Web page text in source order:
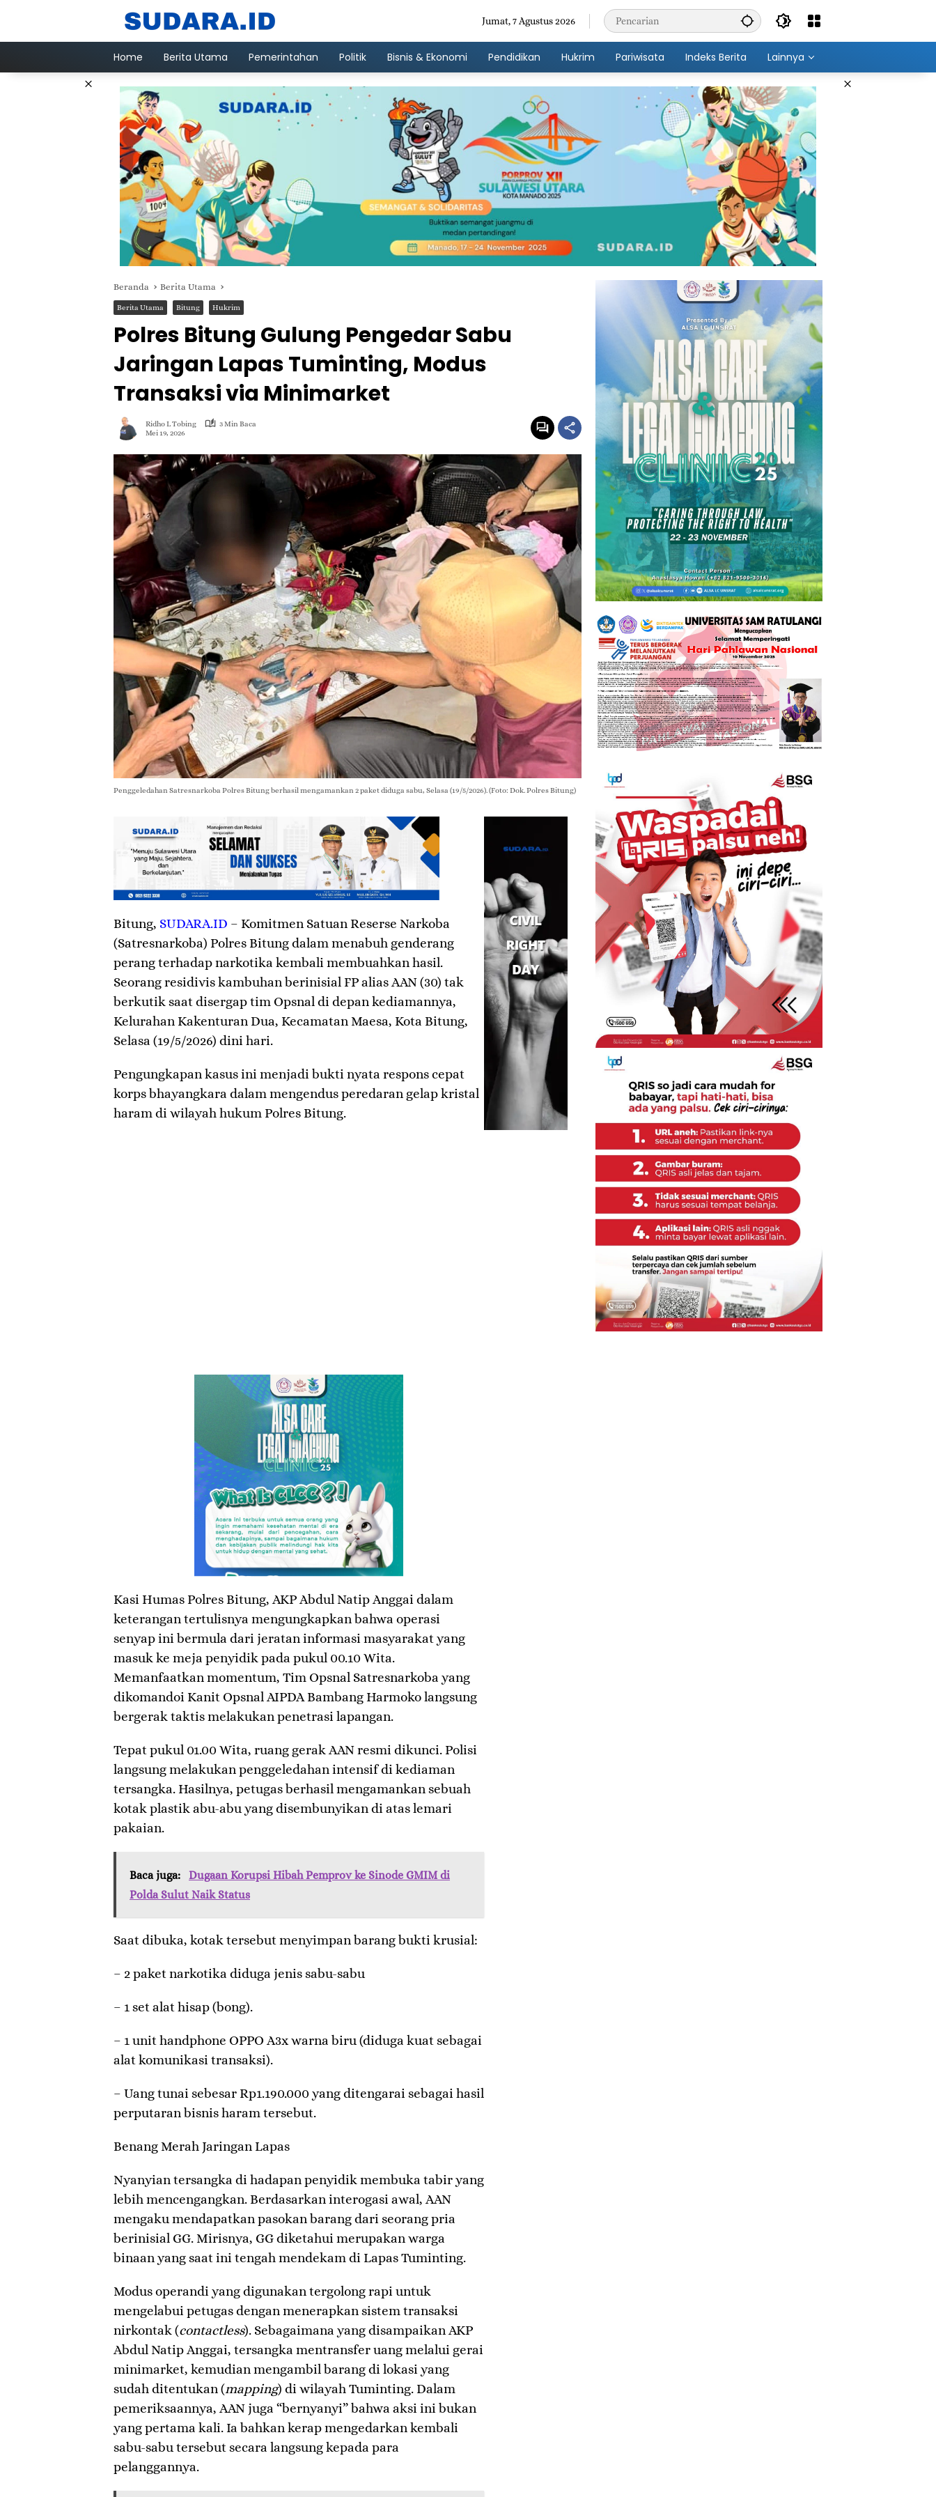
Jumat, 7 Agustus 2026
Home Berita Utama Pemerintahan Politik Bisnis & Ekonomi Pendidikan Hukrim Pariwisata Indeks Berita Lainnya
× ×
Beranda Berita Utama
Berita Utama Bitung Hukrim
Polres Bitung Gulung Pengedar Sabu
Jaringan Lapas Tuminting, Modus
Transaksi via Minimarket
Ridho L Tobing
3 Min Baca
Mei 19, 2026
Penggeledahan Satresnarkoba Polres Bitung berhasil mengamankan 2 paket diduga sabu, Selasa (19/5/2026). (Foto: Dok. Polres Bitung)
Bitung, SUDARA.ID – Komitmen Satuan Reserse Narkoba
(Satresnarkoba) Polres Bitung dalam menabuh genderang
perang terhadap narkotika kembali membuahkan hasil.
Seorang residivis kambuhan berinisial FP alias AAN (30) tak
berkutik saat disergap tim Opsnal di depan kediamannya,
Kelurahan Kakenturan Dua, Kecamatan Maesa, Kota Bitung,
Selasa (19/5/2026) dini hari.
​Pengungkapan kasus ini menjadi bukti nyata respons cepat
korps bhayangkara dalam mengendus peredaran gelap kristal
haram di wilayah hukum Polres Bitung.
Kasi Humas Polres Bitung, AKP Abdul Natip Anggai dalam
keterangan tertulisnya mengungkapkan bahwa ​operasi
senyap ini bermula dari jeratan informasi masyarakat yang
masuk ke meja penyidik pada pukul 00.10 Wita.
Memanfaatkan momentum, Tim Opsnal Satresnarkoba yang
dikomandoi Kanit Opsnal AIPDA Bambang Harmoko langsung
bergerak taktis melakukan penetrasi lapangan.
​Tepat pukul 01.00 Wita, ruang gerak AAN resmi dikunci. Polisi
langsung melakukan penggeledahan intensif di kediaman
tersangka. Hasilnya, petugas berhasil mengamankan sebuah
kotak plastik abu-abu yang disembunyikan di atas lemari
pakaian.
Baca juga:
Dugaan Korupsi Hibah Pemprov ke Sinode GMIM di
Polda Sulut Naik Status
​Saat dibuka, kotak tersebut menyimpan barang bukti krusial:
– ​2 paket narkotika diduga jenis sabu-sabu
– ​1 set alat hisap (bong).
– ​1 unit handphone OPPO A3x warna biru (diduga kuat sebagai
alat komunikasi transaksi).
– ​Uang tunai sebesar Rp1.190.000 yang ditengarai sebagai hasil
perputaran bisnis haram tersebut.
​Benang Merah Jaringan Lapas
​Nyanyian tersangka di hadapan penyidik membuka tabir yang
lebih mencengangkan. Berdasarkan interogasi awal, AAN
mengaku mendapatkan pasokan barang dari seorang pria
berinisial GG. Mirisnya, GG diketahui merupakan warga
binaan yang saat ini tengah mendekam di Lapas Tuminting.
​Modus operandi yang digunakan tergolong rapi untuk
mengelabui petugas dengan menerapkan sistem transaksi
nirkontak (contactless). Sebagaimana yang disampaikan AKP
Abdul Natip Anggai, tersangka mentransfer uang melalui gerai
minimarket, kemudian mengambil barang di lokasi yang
sudah ditentukan (mapping) di wilayah Tuminting. Dalam
pemeriksaannya, AAN juga “bernyanyi” bahwa aksi ini bukan
yang pertama kali. Ia bahkan kerap mengedarkan kembali
sabu-sabu tersebut secara langsung kepada para
pelanggannya.